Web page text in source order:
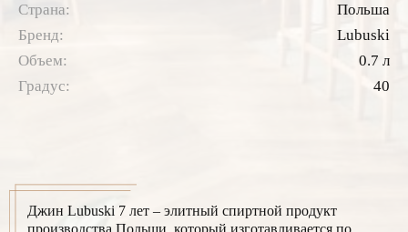
Страна:
Польша
Бренд:
Lubuski
Объем:
0.7 л
Градус:
40
Джин Lubuski 7 лет – элитный спиртной продукт
производства Польши, который изготавливается по